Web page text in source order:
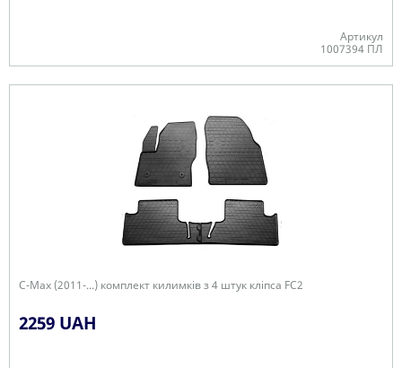
Артикул
1007394 ПЛ
C-Max (2011-...) комплект килимків з 4 штук кліпса FC2
2259 UAH